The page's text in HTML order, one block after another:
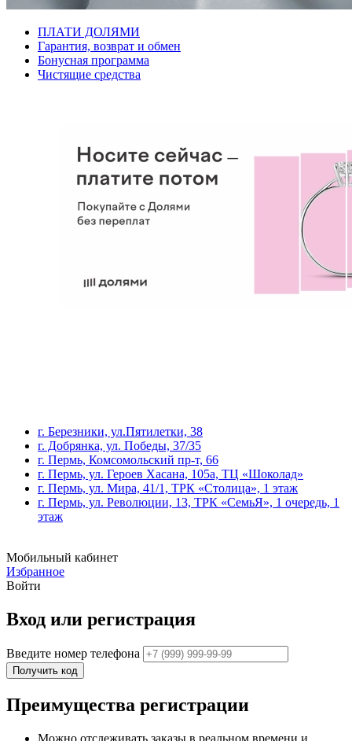
ПЛАТИ ДОЛЯМИ
Гарантия, возврат и обмен
Бонусная программа
Чистящие средства
г. Березники, ул.Пятилетки, 38
г. Добрянка, ул. Победы, 37/35
г. Пермь, Комсомольский пр-т, 66
г. Пермь, ул. Героев Хасана, 105а, ТЦ «Шоколад»
г. Пермь, ул. Мира, 41/1, ТРК «Столица», 1 этаж
г. Пермь, ул. Революции, 13, ТРК «СемьЯ», 1 очередь, 1
этаж
Мобильный кабинет
Избранное
Войти
Вход или регистрация
Введите номер телефона
Получить код
Преимущества регистрации
Можно отслеживать заказы в реальном времени и